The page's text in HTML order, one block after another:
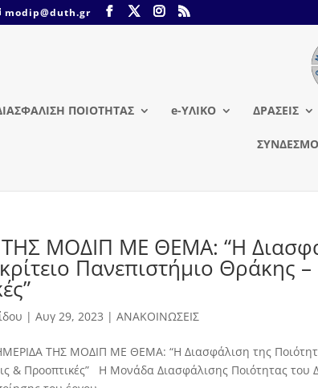
modip@duth.gr
ΠΟΙΟΤΗΤΑΣ e-ΥΛΙΚΟ ΔΡΑΣΕΙΣ
ΜΟΔΙΠ ΜΕ ΘΕΜΑ: “Η
Πανεπιστήμιο Θράκης –
|Αυγ 29, 2023 |ΑΝΑΚΟΙΝΩΣΕΙΣ
ΤΗΣ ΜΟΔΙΠ ΜΕ ΘΕΜΑ: “Η Διασφάλιση της
& Προοπτικές” Η Μονάδα Διασφάλισης Ποιότητας του